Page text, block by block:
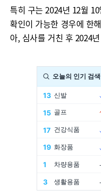
특히 구는 2024년 12월
확인이 가능한 경우에 한
아, 심사를 거친 후 2024